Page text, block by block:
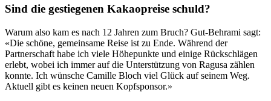
Sind die gestiegenen Kakaopreise schuld?
Warum also kam es nach 12 Jahren zum Bruch? Gut-Behrami sagt:
«Die schöne, gemeinsame Reise ist zu Ende. Während der
Partnerschaft habe ich viele Höhepunkte und einige Rückschlägen
erlebt, wobei ich immer auf die Unterstützung von Ragusa zählen
konnte. Ich wünsche Camille Bloch viel Glück auf seinem Weg.
Aktuell gibt es keinen neuen Kopfsponsor.»